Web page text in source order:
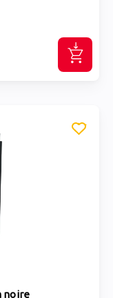
noire